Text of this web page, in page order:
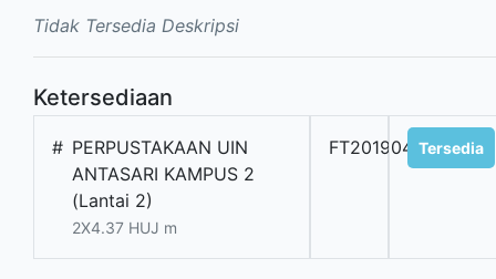
Tidak Tersedia Deskripsi
Ketersediaan
# PERPUSTAKAAN UIN
ANTASARI KAMPUS 2
(Lantai 2)
2X4.37 HUJ m
FT20190476Tersedia